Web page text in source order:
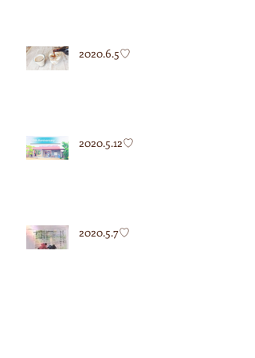
2020.6.5♡
2020.5.12♡
2020.5.7♡